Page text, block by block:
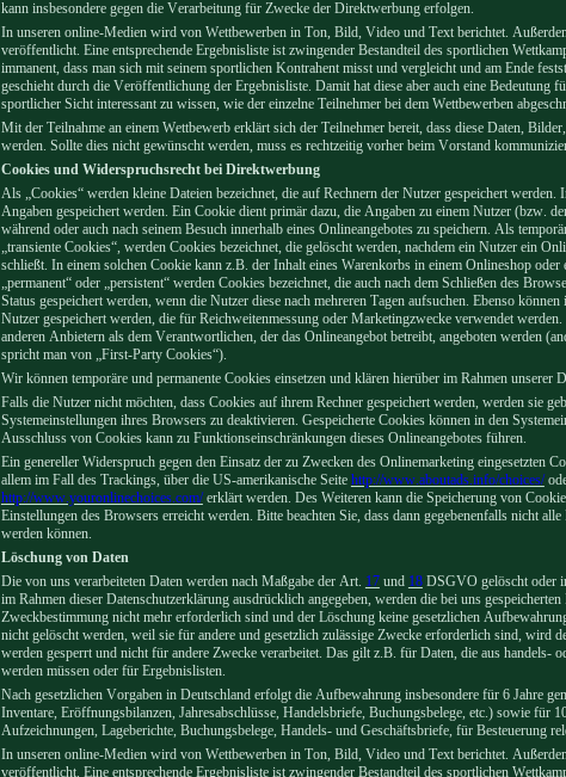
kann insbesondere gegen die Verarbeitung für Zwecke der Direktwerbung erfolgen.
In unseren online-Medien wird von Wettbewerben in Ton, Bild, Video und Text berichtet.
veröffentlicht. Eine entsprechende Ergebnisliste ist zwingender Bestandteil des sportlichen
immanent, dass man sich mit seinem sportlichen Kontrahent misst und vergleicht und am Ende
geschieht durch die Veröffentlichung der Ergebnisliste. Damit hat diese aber auch eine Bedeutung
sportlicher Sicht interessant zu wissen, wie der einzelne Teilnehmer bei dem Wettbewerben
Mit der Teilnahme an einem Wettbewerb erklärt sich der Teilnehmer bereit, dass diese Daten,
werden. Sollte dies nicht gewünscht werden, muss es rechtzeitig vorher beim Vorstand
Cookies und Widerspruchsrecht bei Direktwerbung
Als „Cookies“ werden kleine Dateien bezeichnet, die auf Rechnern der Nutzer gespeichert
Angaben gespeichert werden. Ein Cookie dient primär dazu, die Angaben zu einem Nutzer (bzw.
während oder auch nach seinem Besuch innerhalb eines Onlineangebotes zu speichern. Als
„transiente Cookies“, werden Cookies bezeichnet, die gelöscht werden, nachdem ein Nutzer ein
schließt. In einem solchen Cookie kann z.B. der Inhalt eines Warenkorbs in einem Onlineshop
„permanent“ oder „persistent“ werden Cookies bezeichnet, die auch nach dem Schließen des
Status gespeichert werden, wenn die Nutzer diese nach mehreren Tagen aufsuchen. Ebenso
Nutzer gespeichert werden, die für Reichweitenmessung oder Marketingzwecke verwendet
anderen Anbietern als dem Verantwortlichen, der das Onlineangebot betreibt, angeboten werden
spricht man von „First-Party Cookies“).
Wir können temporäre und permanente Cookies einsetzen und klären hierüber im Rahmen unserer
Falls die Nutzer nicht möchten, dass Cookies auf ihrem Rechner gespeichert werden, werden sie
Systemeinstellungen ihres Browsers zu deaktivieren. Gespeicherte Cookies können in den
Ausschluss von Cookies kann zu Funktionseinschränkungen dieses Onlineangebotes führen.
Ein genereller Widerspruch gegen den Einsatz der zu Zwecken des Onlinemarketing eingesetzten
allem im Fall des Trackings, über die US-amerikanische Seite http://www.aboutads.info/choices/
http://www.youronlinechoices.com/erklärt werden. Des Weiteren kann die Speicherung von
Einstellungen des Browsers erreicht werden. Bitte beachten Sie, dass dann gegebenenfalls nicht
werden können.
Löschung von Daten
Die von uns verarbeiteten Daten werden nach Maßgabe der Art. 17und 18DSGVO gelöscht oder
im Rahmen dieser Datenschutzerklärung ausdrücklich angegeben, werden die bei uns
Zweckbestimmung nicht mehr erforderlich sind und der Löschung keine gesetzlichen
nicht gelöscht werden, weil sie für andere und gesetzlich zulässige Zwecke erforderlich sind, wird
werden gesperrt und nicht für andere Zwecke verarbeitet. Das gilt z.B. für Daten, die aus handels-
werden müssen oder für Ergebnislisten.
Nach gesetzlichen Vorgaben in Deutschland erfolgt die Aufbewahrung insbesondere für 6 Jahre
Inventare, Eröffnungsbilanzen, Jahresabschlüsse, Handelsbriefe, Buchungsbelege, etc.) sowie für
Aufzeichnungen, Lageberichte, Buchungsbelege, Handels- und Geschäftsbriefe, für Besteuerung
In unseren online-Medien wird von Wettbewerben in Ton, Bild, Video und Text berichtet.
veröffentlicht. Eine entsprechende Ergebnisliste ist zwingender Bestandteil des sportlichen